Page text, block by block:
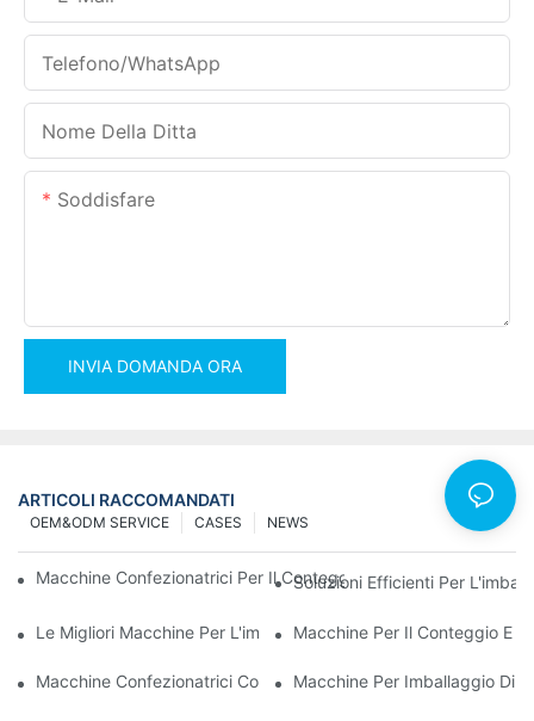
Telefono/WhatsApp
Nome Della Ditta
Soddisfare
INVIA DOMANDA ORA
ARTICOLI RACCOMANDATI
NEWS
CASES
OEM&ODM SERVICE
Macchine Confezionatrici Per Il Conteggio Delle Viti Per
Soluzioni Efficienti Per
Le Migliori Macchine Per L'imballaggio Hardware Per Un
Macchine Per Il Conteggio E
Macchine Confezionatrici Conta-Viti: Lo Strumento Definitivo
Macchine Per Imballaggio Di